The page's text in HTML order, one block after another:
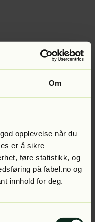
Om
opplevelse når du
er å sikre
føre statistikk, og
på fabel.no og
innhold for deg.